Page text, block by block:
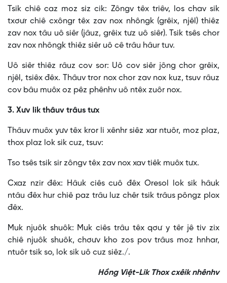
Tsik chiê caz moz siz cik: Zôngv têx triêv, los chav sik
txơưr chiê cxôngr têx zav nox nhôngk (grêix, njêl) thiêz
zav nox tâu uô siêr (jâuz, grêix tưz uô siêr). Tsik tsês chor
zav nox nhôngk thiêz siêr uô cê trâu hâur tuv.
Uô siêr thiêz râuz cov sor: Uô cov siêr jông chor grêix,
njêl, tsiêx đêx. Thâuv tror nox chor zav nox kuz, tsuv râuz
cov bâu muôx oz pêz phênhv uô ntêx zuôr nox.
3. Xưv lik thâuv trâus tưx
Thâuv muôx yưv têx kror li xênhr siêz xar ntuôr, moz plaz,
thox plaz lok sik cuz, tsuv:
Tso tsês tsik sir zôngv têx zav nox xav tiêk muôx tưx.
Cxaz nzir đêx: Hâuk ciês cuô đêx Oresol lok sik hâuk
ntâu đêx hur chiê paz trâu luz chêr tsik trâus pôngz plox
đêx.
Muk njuôk shuôk: Muk ciês trâu têx qơư y têr jê tiv zix
chiê njuôk shuôk, chơưv kho zos pov trâus moz hnhar,
ntuôr tsik so, lok sik uô cuz siêz./.
Hồng Việt-Lik Thox cxêik nhênhv